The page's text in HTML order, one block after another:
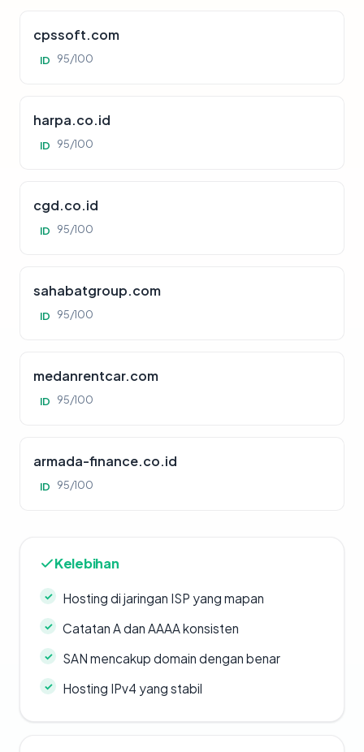
cpssoft.com
ID 95/100
harpa.co.id
ID 95/100
cgd.co.id
ID 95/100
sahabatgroup.com
ID 95/100
medanrentcar.com
ID 95/100
armada-finance.co.id
ID 95/100
Kelebihan
Hosting di jaringan ISP yang mapan
Catatan A dan AAAA konsisten
SAN mencakup domain dengan benar
Hosting IPv4 yang stabil